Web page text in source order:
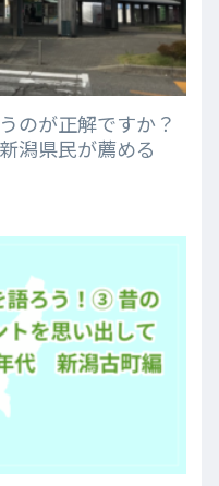
のが正解ですか？
潟県民が薦める